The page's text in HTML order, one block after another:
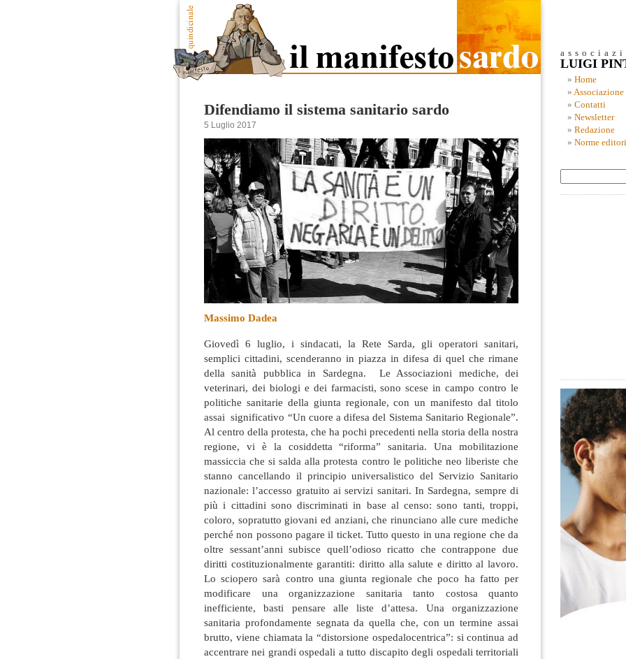
Difendiamo il sistema sanitario sardo
5 Luglio 2017
Massimo Dadea
Giovedì 6 luglio, i sindacati, la Rete Sarda, gli operatori sanitari,
semplici cittadini, scenderanno in piazza in difesa di quel che rimane
della sanità pubblica in Sardegna. Le Associazioni mediche, dei
veterinari, dei biologi e dei farmacisti, sono scese in campo contro le
politiche sanitarie della giunta regionale, con un manifesto dal titolo
assai significativo “Un cuore a difesa del Sistema Sanitario Regionale”.
Al centro della protesta, che ha pochi precedenti nella storia della nostra
regione, vi è la cosiddetta “riforma” sanitaria. Una mobilitazione
massiccia che si salda alla protesta contro le politiche neo liberiste che
stanno cancellando il principio universalistico del Servizio Sanitario
nazionale: l’accesso gratuito ai servizi sanitari. In Sardegna, sempre di
più i cittadini sono discriminati in base al censo: sono tanti, troppi,
coloro, sopratutto giovani ed anziani, che rinunciano alle cure mediche
perché non possono pagare il ticket. Tutto questo in una regione che da
oltre sessant’anni subisce quell’odioso ricatto che contrappone due
diritti costituzionalmente garantiti: diritto alla salute e diritto al lavoro.
Lo sciopero sarà contro una giunta regionale che poco ha fatto per
modificare una organizzazione sanitaria tanto costosa quanto
inefficiente, basti pensare alle liste d’attesa. Una organizzazione
sanitaria profondamente segnata da quella che, con un termine assai
brutto, viene chiamata la “distorsione ospedalocentrica”: si continua ad
accentrare nei grandi ospedali a tutto discapito degli ospedali territoriali
LUIGI
Home
Associazione
Contatti
Newsletter
Redazione
Norme